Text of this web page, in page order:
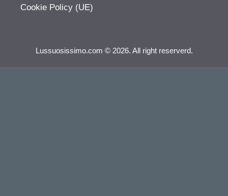
Cookie Policy (UE)
Lussuosissimo.com © 2026. All right reserverd.